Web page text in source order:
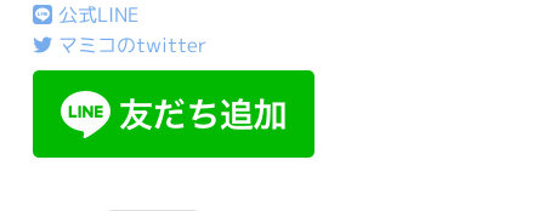
公式LINE
マミコのtwitter